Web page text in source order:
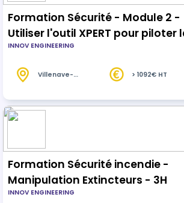
Formation Sécurité - Module 2 -
Utiliser l'outil XPERT pour piloter
santé sécurité au travail - 2j
INNOV ENGINEERING
Villenave-
> 1092€ HT
Formation Sécurité incendie -
Manipulation Extincteurs - 3H
INNOV ENGINEERING